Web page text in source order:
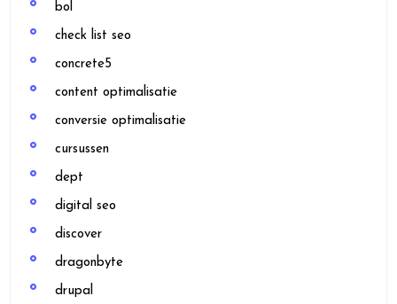
bol
check list seo
concrete5
content optimalisatie
conversie optimalisatie
cursussen
dept
digital seo
discover
dragonbyte
drupal